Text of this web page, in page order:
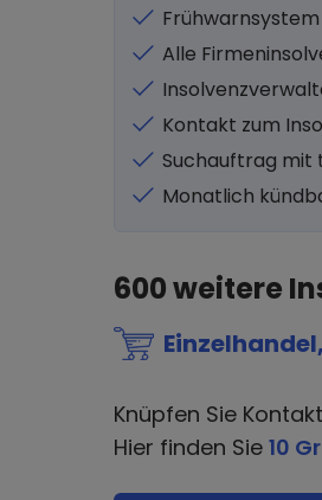
Frühwarnsystem
Alle
Kontakt zum
Suchauftrag mit
Monatlich
600weitere
Knüpfen Sie
Hier finden Sie 10